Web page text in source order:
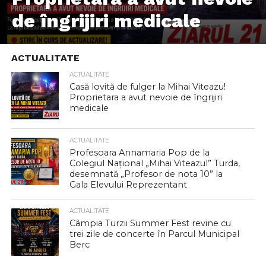
de îngrijiri medicale
ACTUALITATE
ACTUALITATE
Casă lovită de fulger la Mihai Viteazu!
Proprietara a avut nevoie de îngrijiri
medicale
ACTUALITATE
Profesoara Annamaria Pop de la
Colegiul Național „Mihai Viteazul” Turda,
desemnată „Profesor de nota 10” la
Gala Elevului Reprezentant
ACTUALITATE
Câmpia Turzii Summer Fest revine cu
trei zile de concerte în Parcul Municipal
Berc